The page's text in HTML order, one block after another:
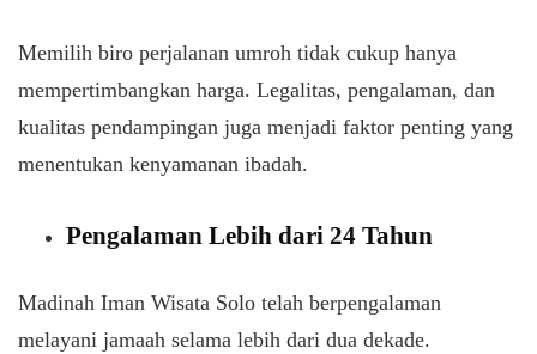
Memilih biro perjalanan umroh tidak cukup hanya
mempertimbangkan harga. Legalitas, pengalaman, dan
kualitas pendampingan juga menjadi faktor penting yang
menentukan kenyamanan ibadah.
Pengalaman Lebih dari 24 Tahun
Madinah Iman Wisata Solo telah berpengalaman
melayani jamaah selama lebih dari dua dekade.